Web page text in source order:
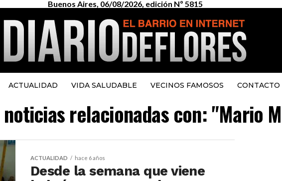
Buenos Aires, 06/08/2026, edición Nº 5815
ACTUALIDAD VIDA SALUDABLE VECINOS FAMOSOS CONTACTO
noticias relacionadas con: "Mario
ACTUALIDAD hace 6 años
Desde la semana que viene